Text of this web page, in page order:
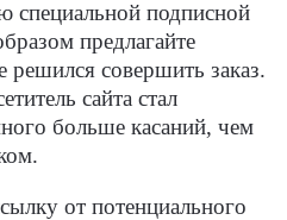
подписной
предлагайте
решился совершить заказ.
сайта стал
больше касаний, чем
от потенциального